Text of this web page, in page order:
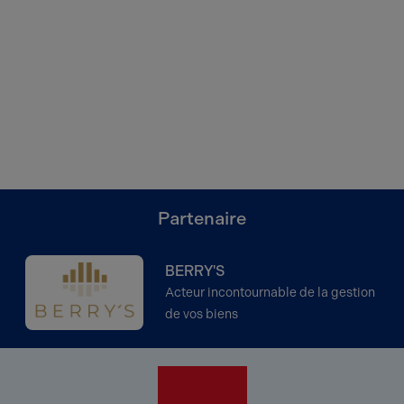
Partenaire
BERRY'S
Acteur incontournable de la gestion
de vos biens